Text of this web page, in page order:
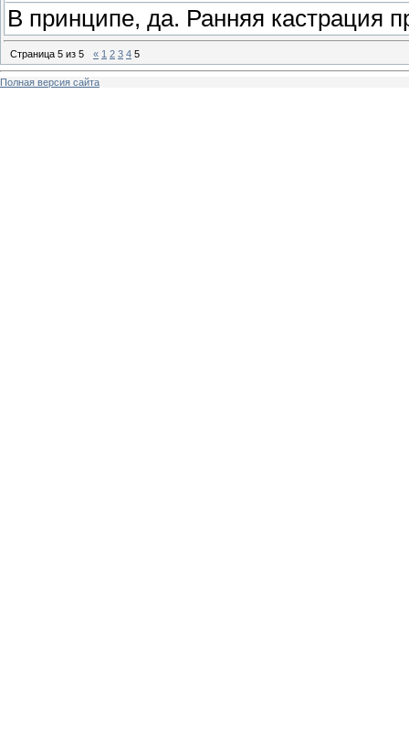
В принципе, да. Ранняя кастрация
Страница 5 из 5 « 1 2 3 4 5
Полная версия сайта